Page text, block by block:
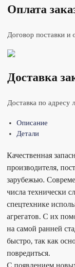
Оплата
Договор поставки и
Доставка
Доставка по адресу
Описание
Детали
Качественная
производителя,
зарубежью.
числа технически
спецтехнике
агрегатов. С их
на самой ранней
быстро, так как
повредиться.
С появлением